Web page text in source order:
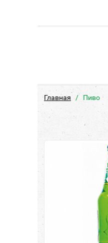
Главная Пиво